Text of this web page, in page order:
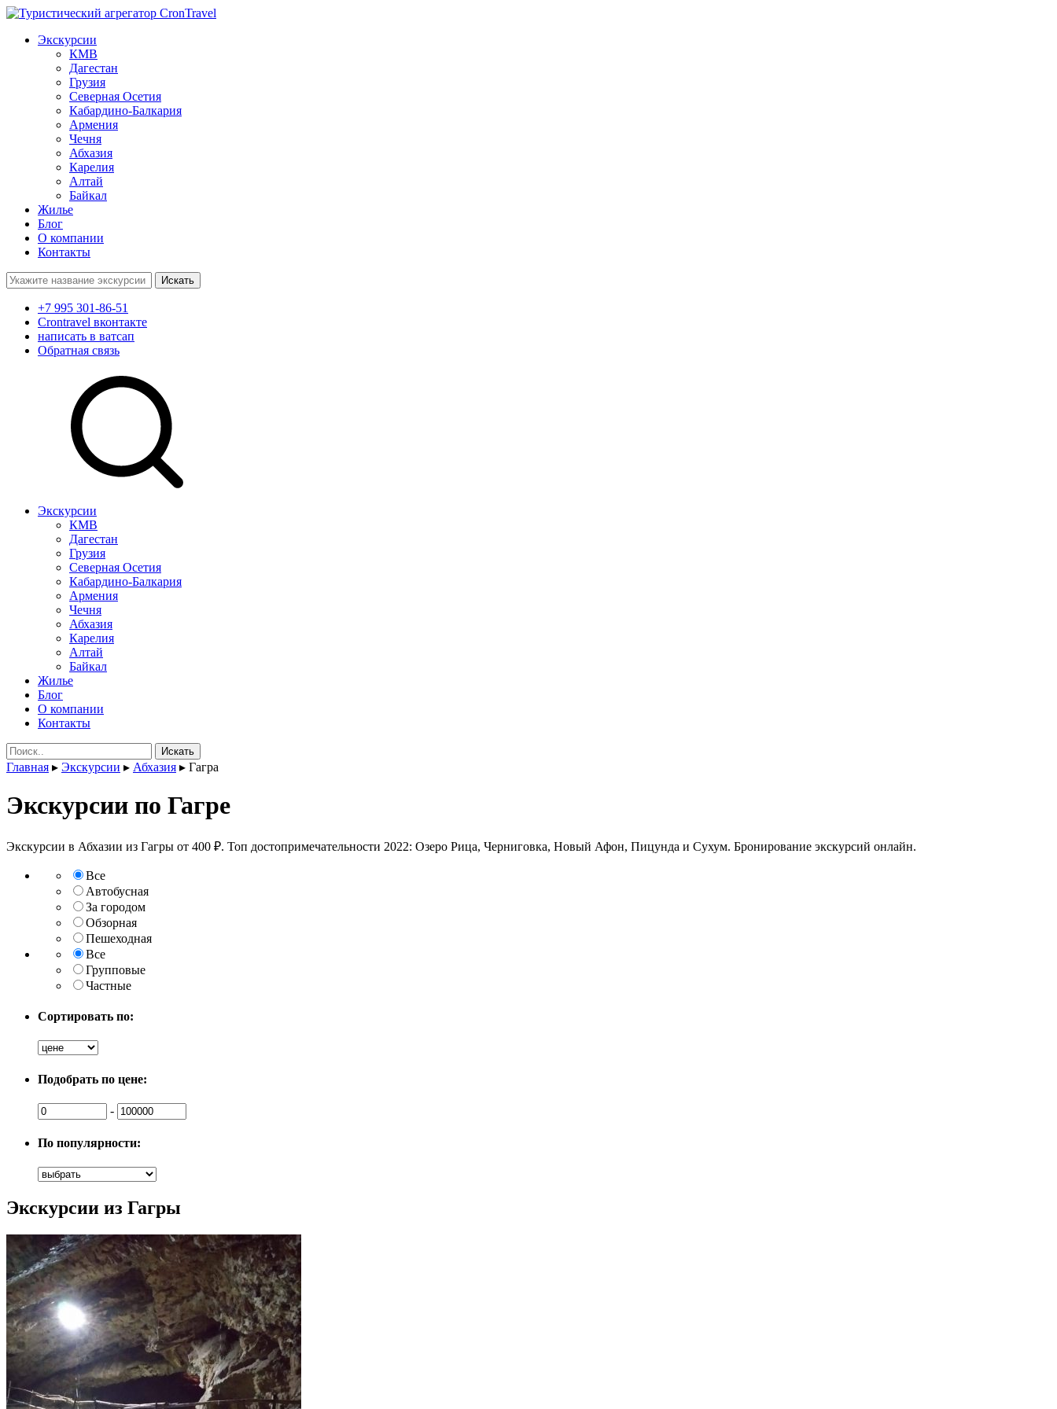
Экскурсии
КМВ
Дагестан
Грузия
Северная Осетия
Кабардино-Балкария
Армения
Чечня
Абхазия
Карелия
Алтай
Байкал
Жилье
Блог
О компании
Контакты
Поиск:
+7 995 301-86-51
Crontravel вконтакте
написать в ватсап
Обратная связь
Экскурсии
КМВ
Дагестан
Грузия
Северная Осетия
Кабардино-Балкария
Армения
Чечня
Абхазия
Карелия
Алтай
Байкал
Жилье
Блог
О компании
Контакты
Поиск:
Главная ▸ Экскурсии ▸ Абхазия ▸ Гагра
Экскурсии по Гагре
Экскурсии в Абхазии из Гагры от 400 ₽. Топ достопримечательности 2022: Озеро Рица, Черниговка, Новый Афон, Пицунда и Сухум. Бронирование экскурсий онлайн.
Все
Автобусная
За городом
Обзорная
Пешеходная
Все
Групповые
Частные
Сортировать по:
Подобрать по цене:
-
По популярности:
Экскурсии из Гагры